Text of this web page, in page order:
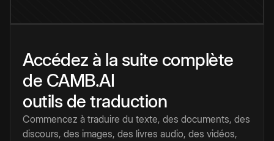
Accédez à la suite complète
de CAMB.AI
outils de traduction
Commencez à traduire du texte, des documents, des
discours, des images, des livres audio, des vidéos,